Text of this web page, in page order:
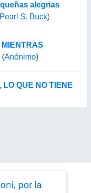
alegrias
Pearl S. Buck)
(Anónimo)
QUE NO TIENE
por la